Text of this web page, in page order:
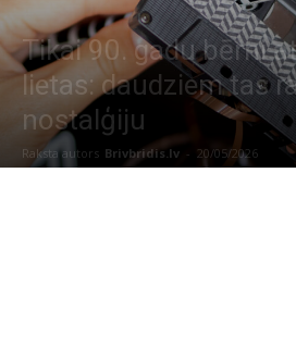
Tikai 90. gadu bērni
lietas: daudziem tas
nostalģiju
Raksta autors Brivbridis.lv - 20/05/2026